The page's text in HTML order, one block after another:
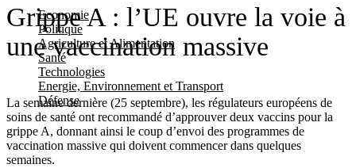
Economie
Politique
Agriculture et Alimentation
Santé
Technologies
Energie, Environnement et Transport
Défense
Grippe A : l’UE ouvre la voie à
une vaccination massive
La semaine dernière (25 septembre), les régulateurs européens de
soins de santé ont recommandé d’approuver deux vaccins pour la
grippe A, donnant ainsi le coup d’envoi des programmes de
vaccination massive qui doivent commencer dans quelques
semaines.